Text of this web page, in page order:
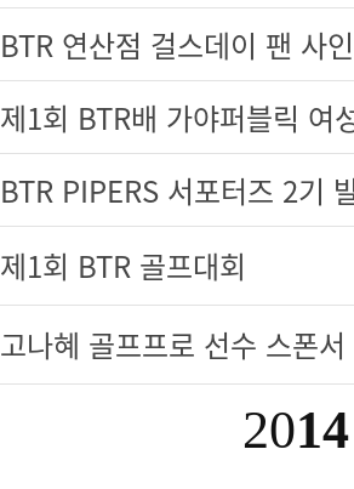
BTR 연산점 걸스데이 팬 사
제1회 BTR배 가야퍼블릭 여
BTR PIPERS 서포터즈 2기
제1회 BTR 골프대회
고나혜 골프프로 선수 스폰
2014